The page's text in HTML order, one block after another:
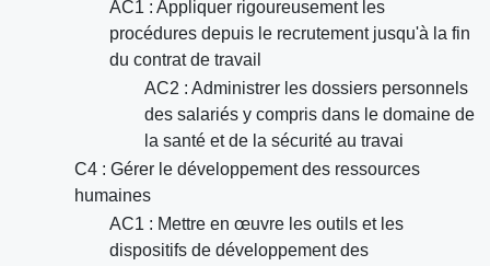
AC1 : Appliquer rigoureusement les
procédures depuis le recrutement jusqu'à la fin
du contrat de travail
AC2 : Administrer les dossiers personnels
des salariés y compris dans le domaine de
la santé et de la sécurité au travai
C4 : Gérer le développement des ressources
humaines
AC1 : Mettre en œuvre les outils et les
dispositifs de développement des